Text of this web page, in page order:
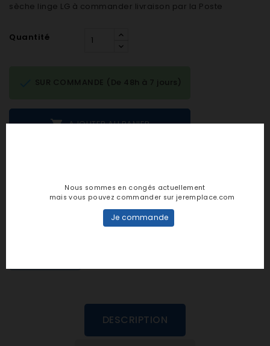
sèche linge LG à commander livraison par la Poste
Quantité
 AJOUTER AU PANIER
SUR COMMANDE (De 48h à 7 jours)
personne n'a encore posté d'avis
DESCRIPTION
Nous sommes en congés actuellement
mais vous pouvez commander sur jeremplace.com
Je commande